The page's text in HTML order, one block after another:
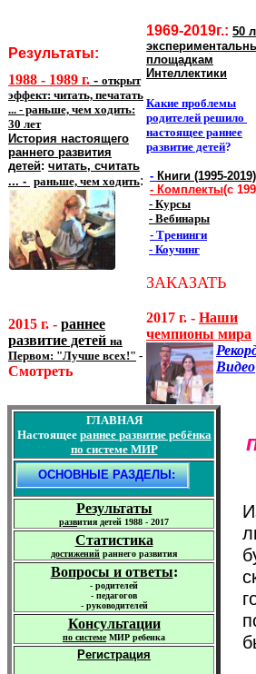
Результаты:
1988 - 1989 г. - открыт
эффект: читать, печатать
... - раньше, чем ходить:
30 лет
История настоящего
раннего развития
детей: читать, считать
... - раньше, чем ходить:
1969-2019г.: 50
площадкам
Интеллектики
Какие проблемы
родителей решило
настоящее раннее
развитие детей?
- Книги (1995-2019)
- Комплекты(с
- Курсы
- Вебинары
- Тренинги
- Коучинг
ЗАКАЗАТЬ
2015 г. - раннее
развитие детей на
Первом: "Лучше всех!" -
Смотреть
2017 г. - Наши
чемпионы мира
Видео
ГЛАВНАЯ
Настоящее раннее развитиеребёнка
по системе МИР
ОСНОВНЫЕ РАЗДЕЛЫ:
Результаты
развития детей 1988 - 2017
Статистика
достижений раннего развития
Вопросы и ответы:
- родителей
- педагогов
- руководителей
Консультации
по системеМИР ребенка
Регистрация